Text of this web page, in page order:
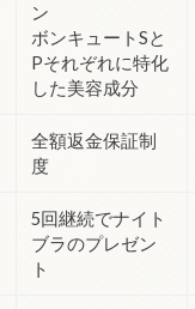
ン
ボンキュートSと
Pそれぞれに特化
した美容成分
全額返金保証制
度
5回継続でナイト
ブラのプレゼン
ト